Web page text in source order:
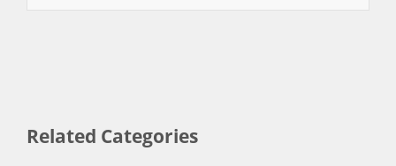
Related Categories